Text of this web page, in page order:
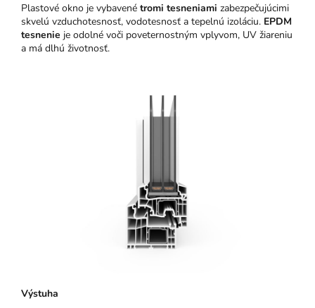
Plastové okno je vybavené tromi tesneniami zabezpečujúcimi
skvelú vzduchotesnosť, vodotesnosť a tepelnú izoláciu. EPDM
tesnenie je odolné voči poveternostným vplyvom, UV žiareniu
a má dlhú životnosť.
Výstuha